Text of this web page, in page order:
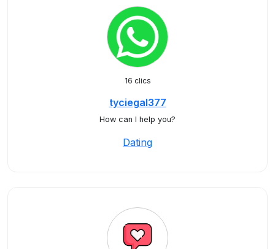
16 clics
tyciegal377
How can I help you?
Dating